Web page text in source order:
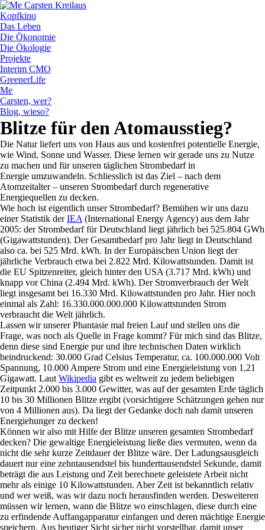
Kopfkino
Das Leben
Die Ökonomie
Die Ökologie
Projekte
Interim CMO
GreenerLife
Me
Carsten, wer?
Blog, wieso?
Blitze für den Atomausstieg?
Die Natur liefert uns von Haus aus und kostenfrei potentielle Energie,
wie Wind, Sonne und Wasser. Diese lernen wir gerade uns zu Nutze
zu machen und für unseren täglichen Strombedarf in
Energie umzuwandeln. Schliesslich ist das Ziel – nach dem
Atomzeitalter – unseren Strombedarf durch regenerative
Energiequellen zu decken.
Wie hoch ist eigentlich unser Strombedarf? Bemühen wir uns dazu
einer Statistik derIEA (International Energy Agency) aus dem Jahr
2005: der Strombedarf für Deutschland liegt jährlich bei 525.804 GWh
(Gigawattstunden). Der Gesamtbedarf pro Jahr liegt in Deutschland
also ca. bei 525 Mrd. kWh. In der Europäischen Union liegt der
jährliche Verbrauch etwa bei 2.822 Mrd. Kilowattstunden. Damit ist
die EU Spitzenreiter, gleich hinter den USA (3.717 Mrd. kWh) und
knapp vor China (2.494 Mrd. kWh). Der Stromverbrauch der Welt
liegt insgesamt bei 16.330 Mrd. Kilowattstunden pro Jahr. Hier noch
einmal als Zahl: 16.330.000.000.000 Kilowattstunden Strom
verbraucht die Welt jährlich.
Lassen wir unserer Phantasie mal freien Lauf und stellen uns die
Frage, was noch als Quelle in Frage kommt? Für mich sind das Blitze,
denn diese sind Energie pur und ihre technischen Daten wirklich
beindruckend: 30.000 Grad Celsius Temperatur, ca. 100.000.000 Volt
Spannung, 10.000 Ampere Strom und eine Energieleistung von 1,21
Gigawatt. Laut Wikipedia gibt es weltweit zu jedem beliebigen
Zeitpunkt 2.000 bis 3.000 Gewitter, was auf der gesamten Erde täglich
10 bis 30 Millionen Blitze ergibt (vorsichtigere Schätzungen gehen nur
von 4 Millionen aus). Da liegt der Gedanke doch nah damit unseren
Energiehunger zu decken!
Können wir also mit Hilfe der Blitze unseren gesamten Strombedarf
decken? Die gewaltige Energieleistung ließe dies vermuten, wenn da
nicht die sehr kurze Zeitdauer der Blitze wäre. Der Ladungsausgleich
dauert nur eine zehntausendstel bis hunderttausendstel Sekunde, damit
beträgt die aus Leistung und Zeit berechnete geleistete Arbeit nicht
mehr als einige 10 Kilowattstunden. Aber Zeit ist bekanntlich relativ
und wer weiß, was wir dazu noch herausfinden werden. Desweiteren
müssen wir lernen, wann die Blitze wo einschlagen, diese durch eine
zu erfindende Auffangapparatur einfangen und deren mächtige Energie
speichern. Aus heutiger Sicht sicher nicht vorstellbar, damit unser